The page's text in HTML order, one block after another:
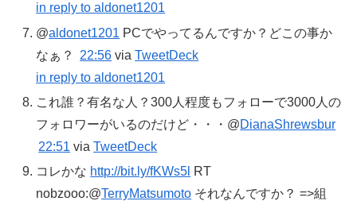
in reply to aldonet1201
@aldonet1201 PCでやってるんですか？どこの事か
なぁ？
22:56 viaTweetDeck
in reply to aldonet1201
これ誰？有名な人？300人程度もフォローで3000人の
フォロワーがいるのだけど・・・@DianaShrewsbur
22:51 viaTweetDeck
コレかな http://bit.ly/fKWs5l RT
nobzooo:@TerryMatsumoto それなんですか？ =>組